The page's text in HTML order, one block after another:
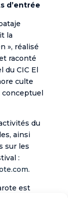
d’entrée
la
», réalisé
raconté
du CIC El
culte
conceptuel
du
ainsi
sur les
:
.
est